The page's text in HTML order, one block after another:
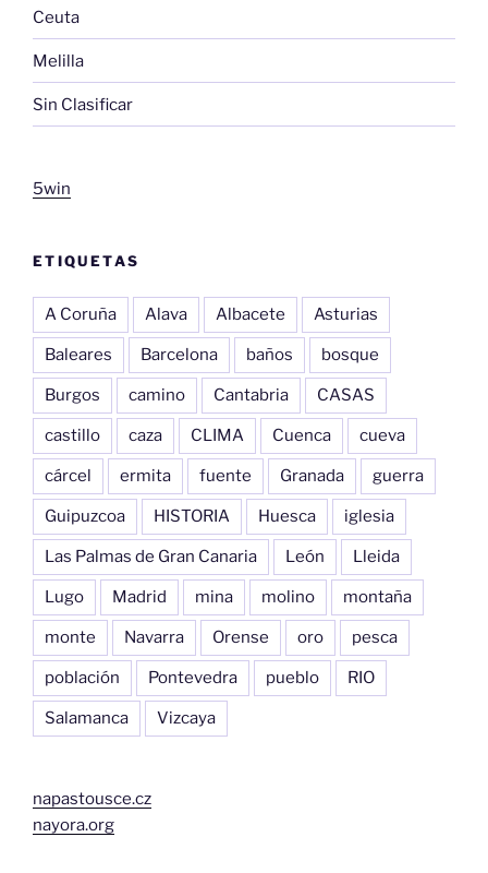
Ceuta
Melilla
Sin Clasificar
5win
ETIQUETAS
A Coruña Alava Albacete Asturias
Baleares Barcelona baños bosque
Burgos camino Cantabria CASAS
castillo caza CLIMA Cuenca cueva
cárcel ermita fuente Granada guerra
Guipuzcoa HISTORIA Huesca iglesia
Las Palmas de Gran Canaria León Lleida
Lugo Madrid mina molino montaña
monte Navarra Orense oro pesca
población Pontevedra pueblo RIO
Salamanca Vizcaya
napastousce.cz
nayora.org